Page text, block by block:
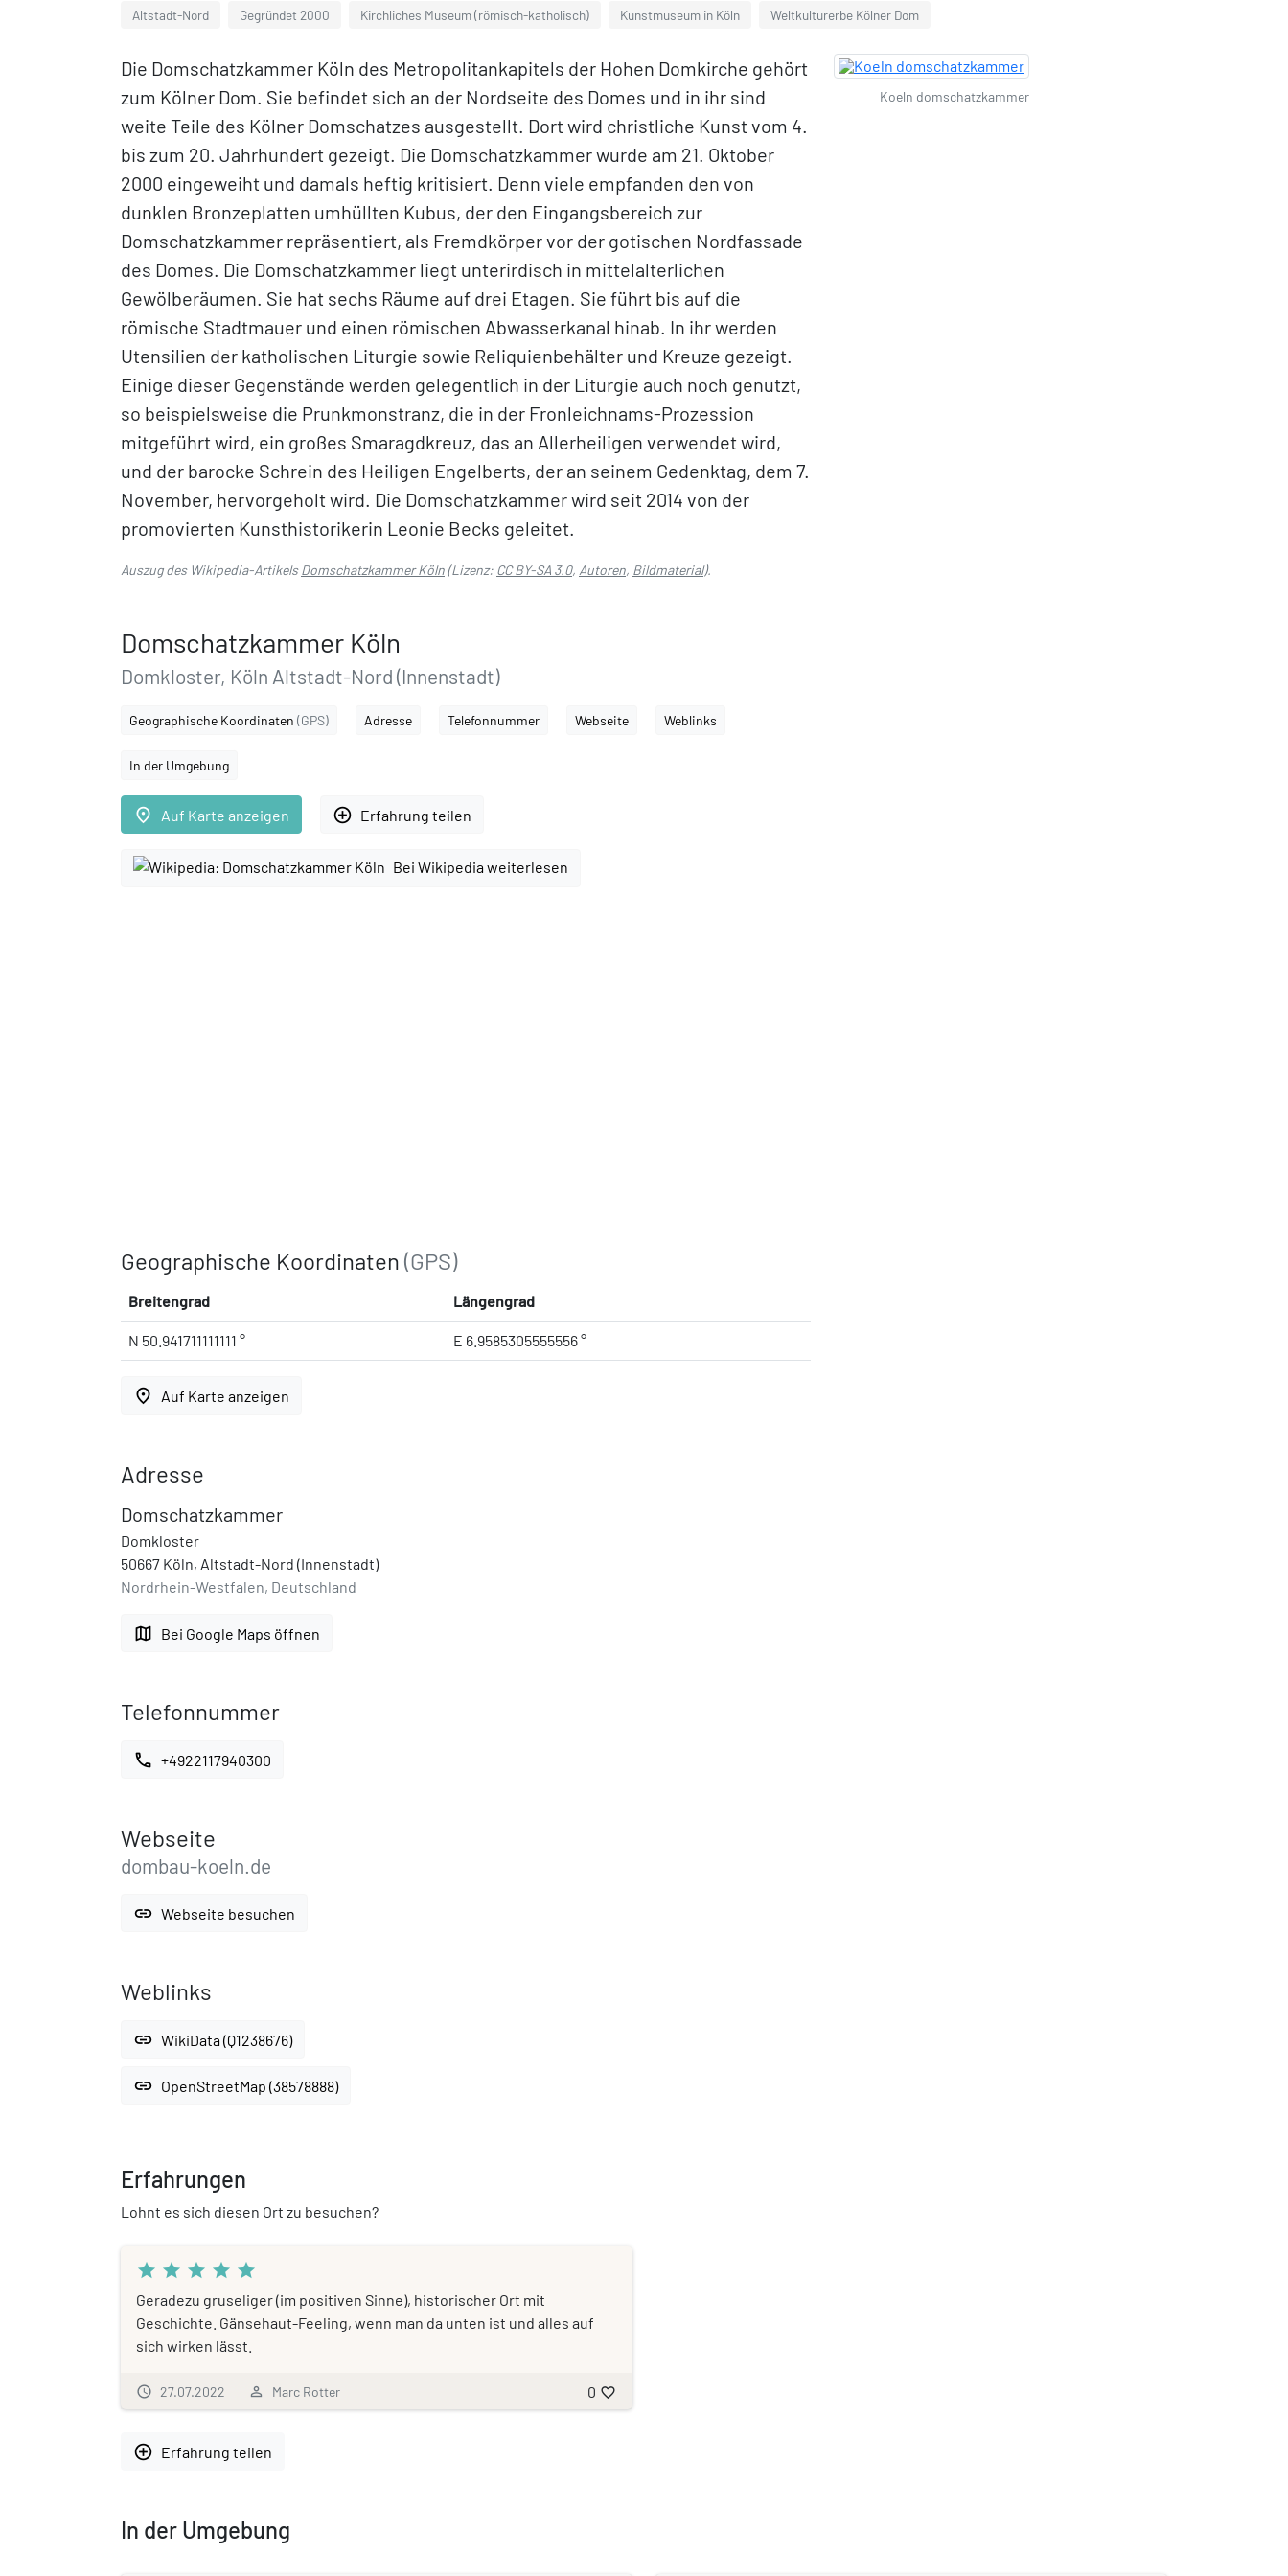
Altstadt-Nord Gegründet 2000 Kirchliches Museum (römisch-katholisch) Kunstmuseum in Köln Weltkulturerbe Kölner Dom
Die Domschatzkammer Köln des Metropolitankapitels der Hohen Domkirche gehört
zum Kölner Dom. Sie befindet sich an der Nordseite des Domes und in ihr sind
weite Teile des Kölner Domschatzes ausgestellt. Dort wird christliche Kunst vom 4.
bis zum 20. Jahrhundert gezeigt. Die Domschatzkammer wurde am 21. Oktober
2000 eingeweiht und damals heftig kritisiert. Denn viele empfanden den von
dunklen Bronzeplatten umhüllten Kubus, der den Eingangsbereich zur
Domschatzkammer repräsentiert, als Fremdkörper vor der gotischen Nordfassade
des Domes. Die Domschatzkammer liegt unterirdisch in mittelalterlichen
Gewölberäumen. Sie hat sechs Räume auf drei Etagen. Sie führt bis auf die
römische Stadtmauer und einen römischen Abwasserkanal hinab. In ihr werden
Utensilien der katholischen Liturgie sowie Reliquienbehälter und Kreuze gezeigt.
Einige dieser Gegenstände werden gelegentlich in der Liturgie auch noch genutzt,
so beispielsweise die Prunkmonstranz, die in der Fronleichnams-Prozession
mitgeführt wird, ein großes Smaragdkreuz, das an Allerheiligen verwendet wird,
und der barocke Schrein des Heiligen Engelberts, der an seinem Gedenktag, dem 7.
November, hervorgeholt wird. Die Domschatzkammer wird seit 2014 von der
promovierten Kunsthistorikerin Leonie Becks geleitet.
Auszug des Wikipedia-ArtikelsDomschatzkammer Köln(Lizenz: CC BY-SA 3.0, Autoren, Bildmaterial).
Domschatzkammer Köln
Domkloster, Köln Altstadt-Nord (Innenstadt)
Geographische Koordinaten (GPS) Adresse Telefonnummer Webseite Weblinks
In der Umgebung
place Auf Karte anzeigen add_circle_outline Erfahrung teilen
Bei Wikipedia weiterlesen
Geographische Koordinaten (GPS)
Breitengrad Längengrad
N 50.941711111111 ° E 6.9585305555556 °
place Auf Karte anzeigen
Adresse
Domschatzkammer
Domkloster
50667 Köln, Altstadt-Nord (Innenstadt)
Nordrhein-Westfalen, Deutschland
map Bei Google Maps öffnen
Telefonnummer
call +4922117940300
Webseite
dombau-koeln.de
link Webseite besuchen
Weblinks
link WikiData (Q1238676)
link OpenStreetMap (38578888)
Koeln domschatzkammer
Erfahrungen
Lohnt es sich diesen Ort zu besuchen?
star star star star star
Geradezu gruseliger (im positiven Sinne), historischer Ort mit
Geschichte. Gänsehaut-Feeling, wenn man da unten ist und alles auf
sich wirken lässt.
schedule 27.07.2022 person_outline Marc Rotter 0 favorite_border
add_circle_outline Erfahrung teilen
In der Umgebung